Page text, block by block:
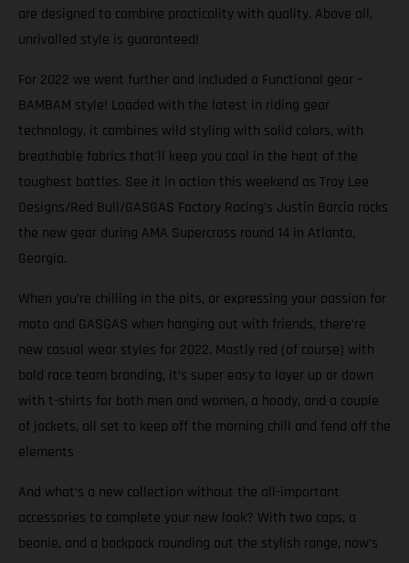
are designed to combine practicality with quality. Above all,
unrivalled style is guaranteed!
For 2022 we went further and included a Functional gear –
BAMBAM style! Loaded with the latest in riding gear
technology, it combines wild styling with solid colors, with
breathable fabrics that'll keep you cool in the heat of the
toughest battles. See it in action this weekend as Troy Lee
Designs/Red Bull/GASGAS Factory Racing’s Justin Barcia rocks
the new gear during AMA Supercross round 14 in Atlanta,
Georgia.
When you’re chilling in the pits, or expressing your passion for
moto and GASGAS when hanging out with friends, there’re
new casual wear styles for 2022. Mostly red (of course) with
bold race team branding, it’s super easy to layer up or down
with t-shirts for both men and women, a hoody, and a couple
of jackets, all set to keep off the morning chill and fend off the
elements
And what’s a new collection without the all-important
accessories to complete your new look? With two caps, a
beanie, and a backpack rounding out the stylish range, now’s